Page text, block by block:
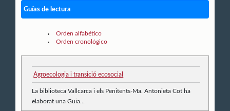
Guías de lectura
Orden alfabético
Orden cronológico
Agroecologia i transició ecosocial
La biblioteca Vallcarca i els Penitents-Ma. Antonieta Cot ha
elaborat una Guia...